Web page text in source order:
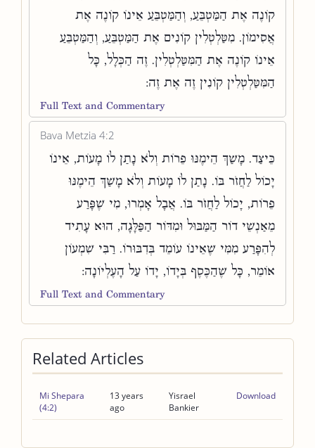
קוֹנֶה אֶת הַמַּטְבֵּעַ, וְהַמַּטְבֵּעַ אֵינוֹ קוֹנֶה אֶת
אֲסִימוֹן. מִטַּלְטְלִין קוֹנִים אֶת הַמַּטְבֵּעַ, וְהַמַּטְבֵּעַ
אֵינוֹ קוֹנֶה אֶת הַמִּטַּלְטְלִין. זֶה הַכְּלָל, כָּל
הַמִּטַּלְטְלִין קוֹנִין זֶה אֶת זֶה:
Full Text and Commentary
Bava Metzia 4:2
כֵּיצַד. מָשַׁךְ הֵימֶנּוּ פֵרוֹת וְלֹא נָתַן לוֹ מָעוֹת, אֵינוֹ
יָכוֹל לַחֲזֹר בּוֹ. נָתַן לוֹ מָעוֹת וְלֹא מָשַׁךְ הֵימֶנּוּ
פֵרוֹת, יָכוֹל לַחֲזֹר בּוֹ. אֲבָל אָמְרוּ, מִי שֶׁפָּרַע
מֵאַנְשֵׁי דוֹר הַמַּבּוּל וּמִדּוֹר הַפַּלָּגָה, הוּא עָתִיד
לְהִפָּרַע מִמִּי שֶׁאֵינוֹ עוֹמֵד בְּדִבּוּרוֹ. רַבִּי שִׁמְעוֹן
אוֹמֵר, כָּל שֶׁהַכֶּסֶף בְּיָדוֹ, יָדוֹ עַל הָעֶלְיוֹנָה:
Full Text and Commentary
Related Articles
Mi Shepara
(4:2)
13 years
ago
Yisrael
Bankier
Download